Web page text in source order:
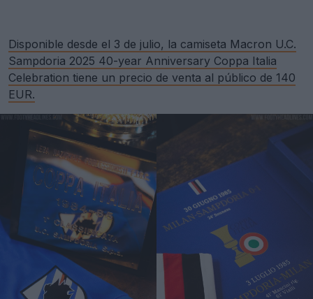
Disponible desde el 3 de julio, la camiseta Macron U.C.
Sampdoria 2025 40-year Anniversary Coppa Italia
Celebration tiene un precio de venta al público de 140
EUR.